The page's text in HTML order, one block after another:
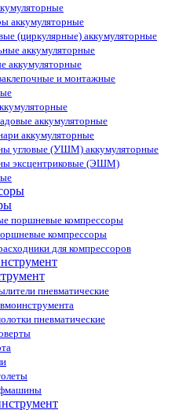
аккумуляторные
(циркулярные) аккумуляторные
аккумуляторные
аккумуляторные
и монтажные
аккумуляторные
аккумуляторные
угловые (УШМ) аккумуляторные
эксцентриковые (ЭШМ)
поршневые компрессоры
компрессоры
для компрессоров
пневматические
пневматические